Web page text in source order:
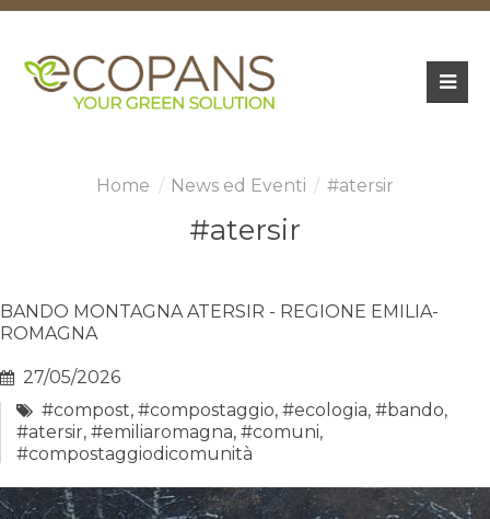
News ed Eventi #atersir
#atersir
BANDO MONTAGNA ATERSIR - REGIONE EMILIA-
ROMAGNA
27/05/2026
#compost,#compostaggio,#ecologia,#bando,
#atersir, #emiliaromagna, #comuni,
#compostaggiodicomunità